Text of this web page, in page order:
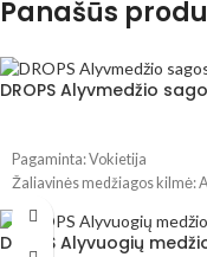
Panašūs
DROPS Alyvmedžio
Pagaminta: Vokietija
Žaliavinės medžiagos kilmė:
DROPS Alyvuogių